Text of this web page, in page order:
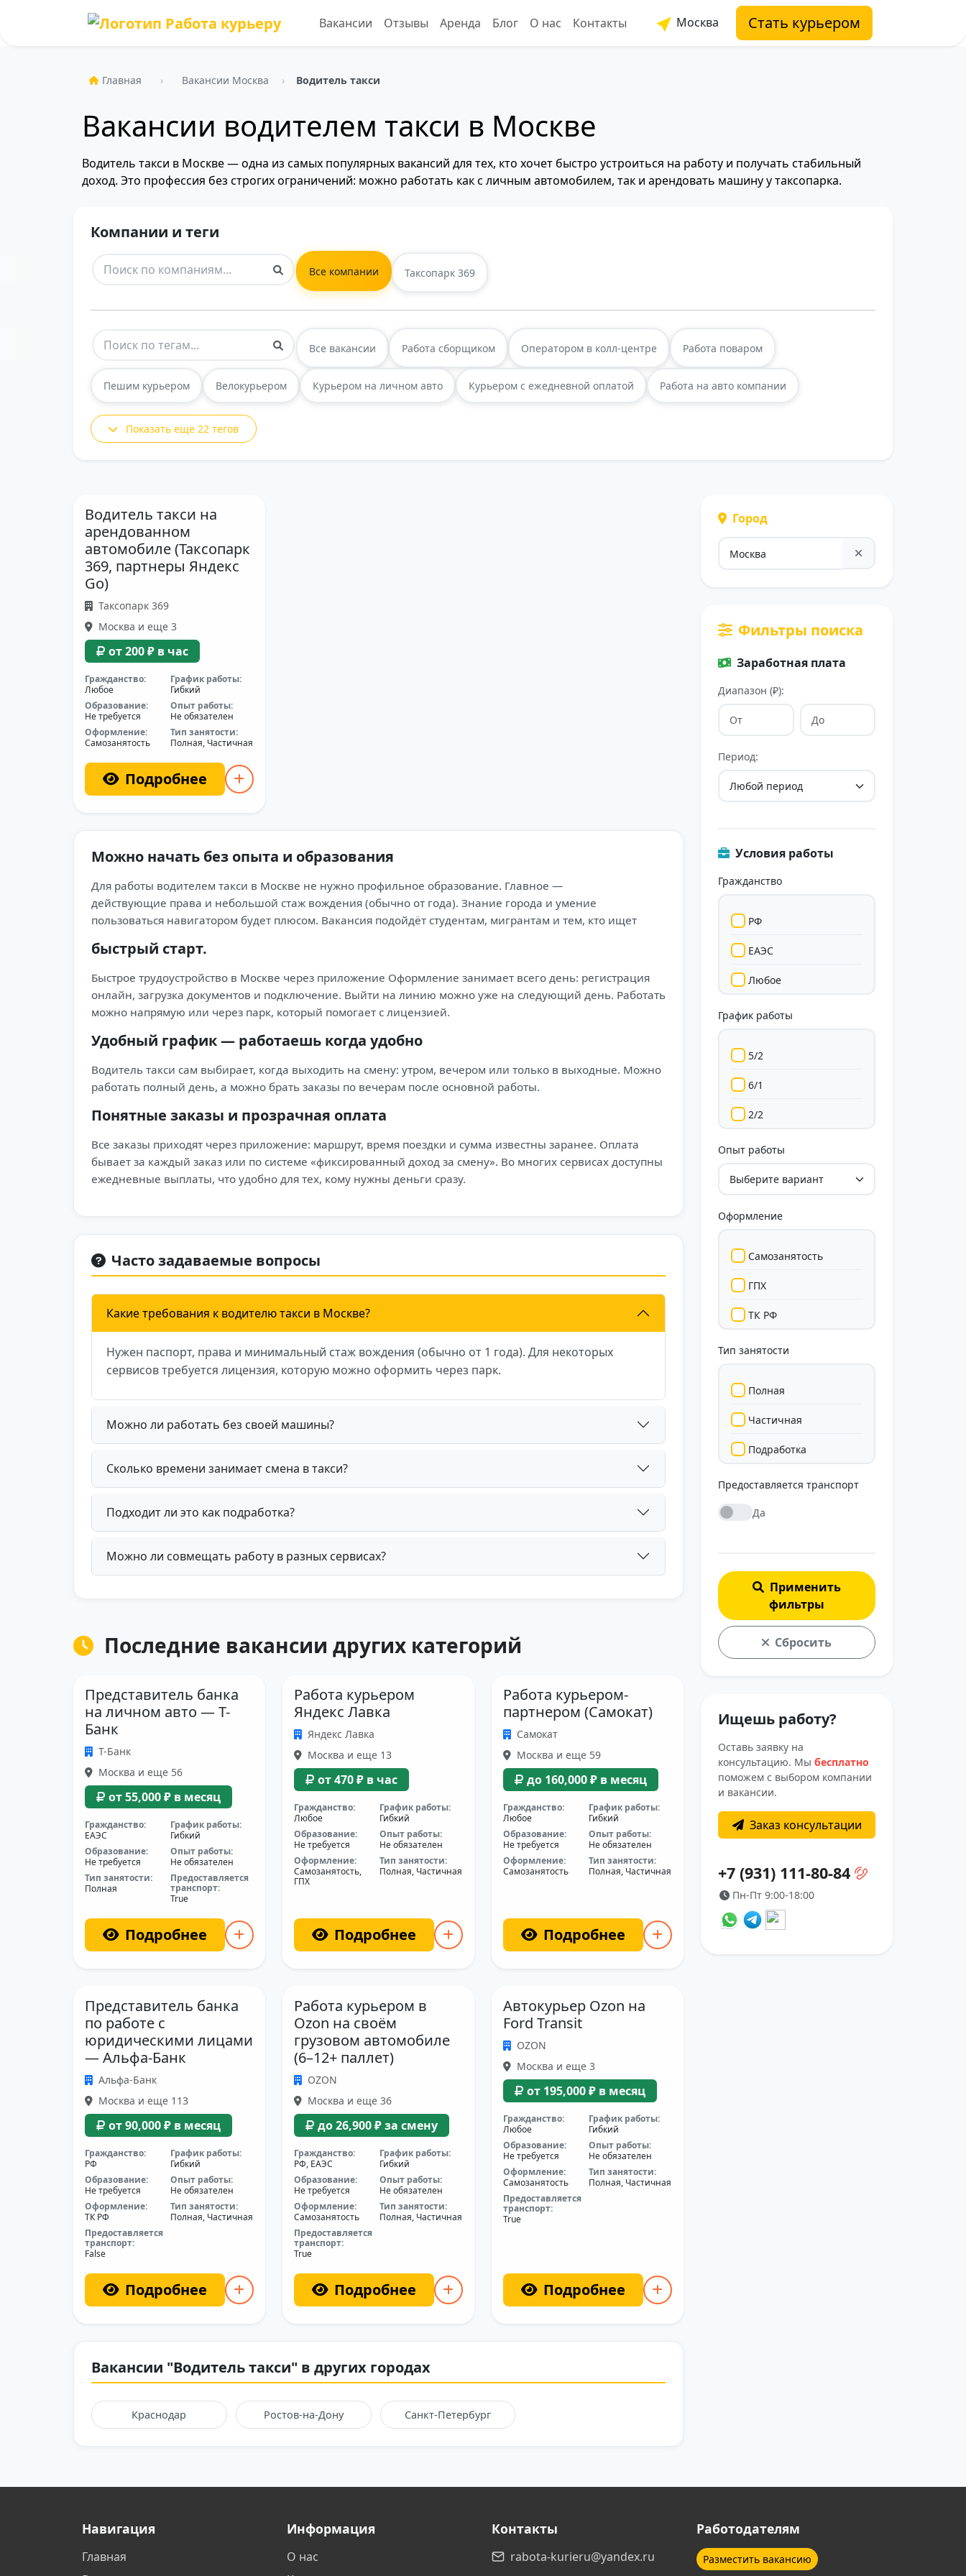
Вакансии Отзывы Аренда Блог О нас Контакты Москва Стать курьером
Главная Вакансии Москва Водитель такси
Вакансии водителем такси в Москве
Водитель такси в Москве — одна из самых популярных вакансий для тех, кто хочет быстро устроиться на работу и получать стабильный
доход. Это профессия без строгих ограничений: можно работать как с личным автомобилем, так и арендовать машину у таксопарка.
Компании и теги
Все компании Таксопарк 369
Все вакансии Работа сборщиком Оператором в колл-центре Работа поваром
Пешим курьером Велокурьером Курьером на личном авто Курьером с ежедневной оплатой Работа на авто компании
Показать еще 22 тегов
Город
Фильтры поиска
Заработная плата
Диапазон (₽):
Период:
Условия работы
Гражданство
РФ
ЕАЭС
Любое
График работы
5/2
6/1
2/2
Гибкий
Свободный
Опыт работы
Оформление
Самозанятость
ГПХ
ТК РФ
Тип занятости
Полная
Частичная
Подработка
Предоставляется транспорт
Да
Применить
фильтры
Сбросить
Ищешь работу?
Оставь заявку на
консультацию. Мы бесплатно
поможем с выбором компании
и вакансии.
Заказ консультации
+7 (931) 111-80-84
Пн-Пт 9:00-18:00
Водитель такси на
арендованном
автомобиле (Таксопарк
369, партнеры Яндекс
Go)
Таксопарк 369
Москва и еще 3
от 200 ₽ в час
Гражданство:
Любое
График работы:
Гибкий
Образование:
Не требуется
Опыт работы:
Не обязателен
Оформление:
Самозанятость
Тип занятости:
Полная, Частичная
Подробнее
Можно начать без опыта и образования
Для работы водителем такси в Москве не нужно профильное образование. Главное —
действующие права и небольшой стаж вождения (обычно от года). Знание города и умение
пользоваться навигатором будет плюсом. Вакансия подойдёт студентам, мигрантам и тем, кто ищет
быстрый старт.
Быстрое трудоустройство в Москве через приложение Оформление занимает всего день: регистрация
онлайн, загрузка документов и подключение. Выйти на линию можно уже на следующий день. Работать
можно напрямую или через парк, который помогает с лицензией.
Удобный график — работаешь когда удобно
Водитель такси сам выбирает, когда выходить на смену: утром, вечером или только в выходные. Можно
работать полный день, а можно брать заказы по вечерам после основной работы.
Понятные заказы и прозрачная оплата
Все заказы приходят через приложение: маршрут, время поездки и сумма известны заранее. Оплата
бывает за каждый заказ или по системе «фиксированный доход за смену». Во многих сервисах доступны
ежедневные выплаты, что удобно для тех, кому нужны деньги сразу.
Часто задаваемые вопросы
Какие требования к водителю такси в Москве?
Нужен паспорт, права и минимальный стаж вождения (обычно от 1 года). Для некоторых
сервисов требуется лицензия, которую можно оформить через парк.
Можно ли работать без своей машины?
Сколько времени занимает смена в такси?
Подходит ли это как подработка?
Можно ли совмещать работу в разных сервисах?
Последние вакансии других категорий
Представитель банка
на личном авто — Т-
Банк
Т-Банк
Москва и еще 56
от 55,000 ₽ в месяц
Гражданство:
ЕАЭС
График работы:
Гибкий
Образование:
Не требуется
Опыт работы:
Не обязателен
Тип занятости:
Полная
Предоставляется
транспорт:
True
Подробнее
Работа курьером
Яндекс Лавка
Яндекс Лавка
Москва и еще 13
от 470 ₽ в час
Гражданство:
Любое
График работы:
Гибкий
Образование:
Не требуется
Опыт работы:
Не обязателен
Оформление:
Самозанятость,
ГПХ
Тип занятости:
Полная, Частичная
Подробнее
Работа курьером-
партнером (Самокат)
Самокат
Москва и еще 59
до 160,000 ₽ в месяц
Гражданство:
Любое
График работы:
Гибкий
Образование:
Не требуется
Опыт работы:
Не обязателен
Оформление:
Самозанятость
Тип занятости:
Полная, Частичная
Подробнее
Представитель банка
по работе с
юридическими лицами
— Альфа-Банк
Альфа-Банк
Москва и еще 113
от 90,000 ₽ в месяц
Гражданство:
РФ
График работы:
Гибкий
Образование:
Не требуется
Опыт работы:
Не обязателен
Оформление:
ТК РФ
Тип занятости:
Полная, Частичная
Предоставляется
транспорт:
False
Подробнее
Работа курьером в
Ozon на своём
грузовом автомобиле
(6–12+ паллет)
OZON
Москва и еще 36
до 26,900 ₽ за смену
Гражданство:
РФ, ЕАЭС
График работы:
Гибкий
Образование:
Не требуется
Опыт работы:
Не обязателен
Оформление:
Самозанятость
Тип занятости:
Полная, Частичная
Предоставляется
транспорт:
True
Подробнее
Автокурьер Ozon на
Ford Transit
OZON
Москва и еще 3
от 195,000 ₽ в месяц
Гражданство:
Любое
График работы:
Гибкий
Образование:
Не требуется
Опыт работы:
Не обязателен
Оформление:
Самозанятость
Тип занятости:
Полная, Частичная
Предоставляется
транспорт:
True
Подробнее
Вакансии "Водитель такси" в других городах
Краснодар Ростов-на-Дону Санкт-Петербург
Навигация
Главная
Информация
О нас
Контакты
rabota-kurieru@yandex.ru
Работодателям
Разместить вакансию